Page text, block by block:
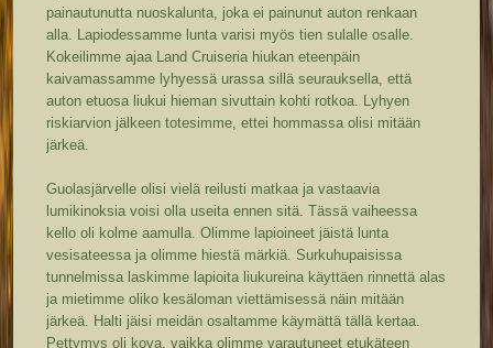
painautunutta nuoskalunta, joka ei painunut auton renkaan
alla. Lapiodessamme lunta varisi myös tien sulalle osalle.
Kokeilimme ajaa Land Cruiseria hiukan eteenpäin
kaivamassamme lyhyessä urassa sillä seurauksella, että
auton etuosa liukui hieman sivuttain kohti rotkoa. Lyhyen
riskiarvion jälkeen totesimme, ettei hommassa olisi mitään
järkeä.
Guolasjärvelle olisi vielä reilusti matkaa ja vastaavia
lumikinoksia voisi olla useita ennen sitä. Tässä vaiheessa
kello oli kolme aamulla. Olimme lapioineet jäistä lunta
vesisateessa ja olimme hiestä märkiä. Surkuhupaisissa
tunnelmissa laskimme lapioita liukureina käyttäen rinnettä alas
ja mietimme oliko kesäloman viettämisessä näin mitään
järkeä. Halti jäisi meidän osaltamme käymättä tällä kertaa.
Pettymys oli kova, vaikka olimme varautuneet etukäteen